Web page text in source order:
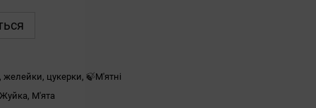
цукерки, 🍃М'ятні
М'ята